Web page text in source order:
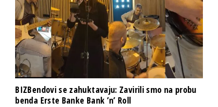
BIZBendovi se zahuktavaju: Zavirili smo na probu
benda Erste Banke Bank ’n’ Roll